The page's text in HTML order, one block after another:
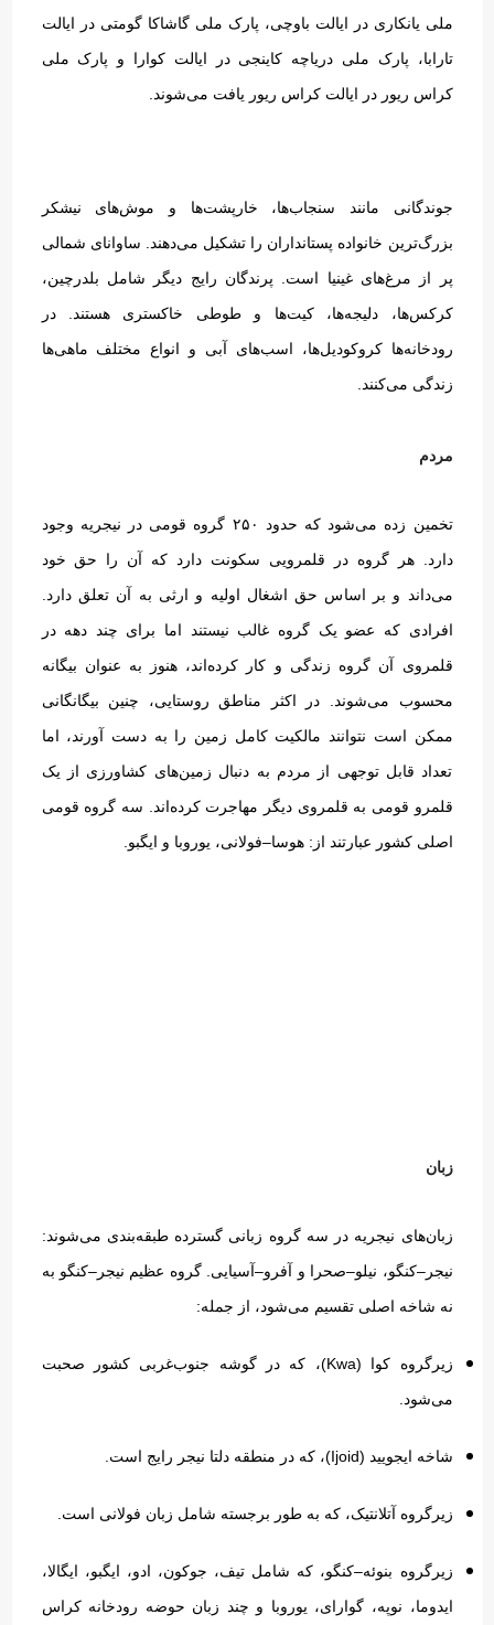
ملی یانکاری در ایالت باوچی، پارک ملی گاشاکا گومتی در ایالت
تارابا، پارک ملی دریاچه کاینجی در ایالت کوارا و پارک ملی
کراس ریور در ایالت کراس ریور یافت می‌شوند
جوندگانی مانند سنجاب‌ها، خارپشت‌ها و موش‌های نیشکر
بزرگ‌ترین خانواده پستانداران را تشکیل می‌دهند
ساوانای شمالی
پر از مرغ‌های غینیا است
پرندگان رایج دیگر شامل بلدرچین،
کرکس‌ها، دلیجه‌ها، کیت‌ها و طوطی خاکستری هستند
.در
رودخانه‌ها کروکودیل‌ها، اسب‌های آبی و انواع مختلف ماهی‌ها
زندگی می‌کنند
مردم
تخمین زده می‌شود که حدود ۲۵۰ گروه قومی در نیجریه وجود
دارد
.هر گروه در قلمرویی سکونت دارد که آن را حق خود
می‌داند و بر اساس حق اشغال اولیه و ارثی به آن تعلق دارد
افرادی که عضو یک گروه غالب نیستند اما برای چند دهه در
قلمروی آن گروه زندگی و کار کرده‌اند، هنوز به عنوان بیگانه
محسوب می‌شوند
در اکثر مناطق روستایی، چنین بیگانگانی
ممکن است نتوانند مالکیت کامل زمین را به دست آورند، اما
تعداد قابل توجهی از مردم به دنبال زمین‌های کشاورزی از یک
قلمرو قومی به قلمروی دیگر مهاجرت کرده‌اند
سه گروه قومی
اصلی کشور عبارتند از :هوسا–فولانی، یوروبا و ایگبو
زبان‌
زبان‌های نیجریه در سه گروه زبانی گسترده طبقه‌بندی می‌شوند:
نیجر–کنگو، نیلو–صحرا و آفرو–آسیایی.گروه عظیم نیجر–کنگو به
نه شاخه اصلی تقسیم می‌شود، از جمله:
زیرگروه کوا (Kwa)
، که در گوشه جنوب‌غربی کشور صحبت
می‌شود.
شاخه ایجویید (Ijoid) ، که در منطقه دلتا نیجر رایج است.
زیرگروه آتلانتیک، که به طور برجسته شامل زبان فولانی است.
زیرگروه بنوئه–کنگو، که شامل تیف، جوکون، ادو، ایگبو، ایگالا،
ایدوما، نوپه، گوارای، یوروبا و چند زبان حوضه رودخانه کراس